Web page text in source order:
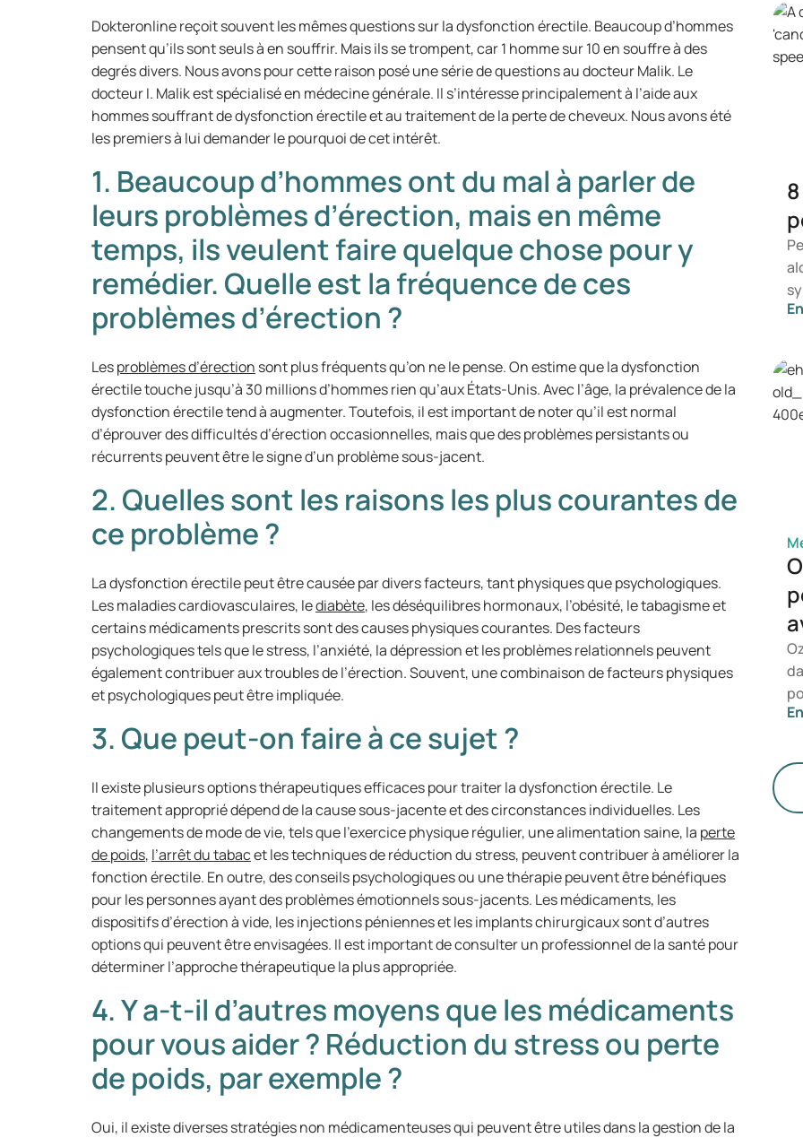
Dokteronline reçoit souvent les mêmes questions sur la dysfonction érectile. Beaucoup d’hommes
pensent qu’ils sont seuls à en souffrir. Mais ils se trompent, car 1 homme sur 10 en souffre à des
degrés divers. Nous avons pour cette raison posé une série de questions au docteur Malik. Le
docteur I. Malik est spécialisé en médecine générale. Il s’intéresse principalement à l’aide aux
hommes souffrant de dysfonction érectile et au traitement de la perte de cheveux. Nous avons été
les premiers à lui demander le pourquoi de cet intérêt.
1. Beaucoup d’hommes ont du mal à parler de
leurs problèmes d’érection, mais en même
temps, ils veulent faire quelque chose pour y
remédier. Quelle est la fréquence de ces
problèmes d’érection ?
Lesproblèmes d’érection sont plus fréquents qu’on ne le pense. On estime que la dysfonction
érectile touche jusqu’à 30 millions d’hommes rien qu’aux États-Unis. Avec l’âge, la prévalence de la
dysfonction érectile tend à augmenter. Toutefois, il est important de noter qu’il est normal
d’éprouver des difficultés d’érection occasionnelles, mais que des problèmes persistants ou
récurrents peuvent être le signe d’un problème sous-jacent.
2. Quelles sont les raisons les plus courantes de
ce problème ?
La dysfonction érectile peut être causée par divers facteurs, tant physiques que psychologiques.
Les maladies cardiovasculaires, lediabète, les déséquilibres hormonaux, l’obésité, le tabagisme et
certains médicaments prescrits sont des causes physiques courantes. Des facteurs
psychologiques tels que le stress, l’anxiété, la dépression et les problèmes relationnels peuvent
également contribuer aux troubles de l’érection. Souvent, une combinaison de facteurs physiques
et psychologiques peut être impliquée.
3. Que peut-on faire à ce sujet ?
Il existe plusieurs options thérapeutiques efficaces pour traiter la dysfonction érectile. Le
traitement approprié dépend de la cause sous-jacente et des circonstances individuelles. Les
changements de mode de vie, tels que l’exercice physique régulier, une alimentation saine, la perte
de poids, l’arrêt du tabacet les techniques de réduction du stress, peuvent contribuer à améliorer la
fonction érectile. En outre, des conseils psychologiques ou une thérapie peuvent être bénéfiques
pour les personnes ayant des problèmes émotionnels sous-jacents. Les médicaments, les
dispositifs d’érection à vide, les injections péniennes et les implants chirurgicaux sont d’autres
options qui peuvent être envisagées. Il est important de consulter un professionnel de la santé pour
déterminer l’approche thérapeutique la plus appropriée.
4. Y a-t-il d’autres moyens que les médicaments
pour vous aider ? Réduction du stress ou perte
de poids, par exemple ?
Oui, il existe diverses stratégies non médicamenteuses qui peuvent être utiles dans la gestion de la